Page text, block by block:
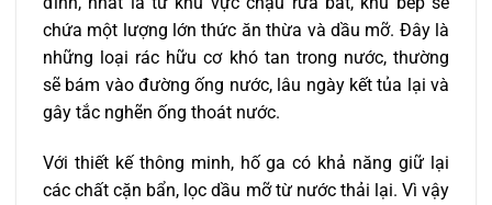
chứa một lượng lớn thức ăn thừa và dầu mỡ. Đây là
những loại rác hữu cơ khó tan trong nước, thường
sẽ bám vào đường ống nước, lâu ngày kết tủa lại và
gây tắc nghẽn ống thoát nước.
Với thiết kế thông minh, hố ga có khả năng giữ lại
các chất cặn bẩn, lọc dầu mỡ từ nước thải lại. Vì vậy